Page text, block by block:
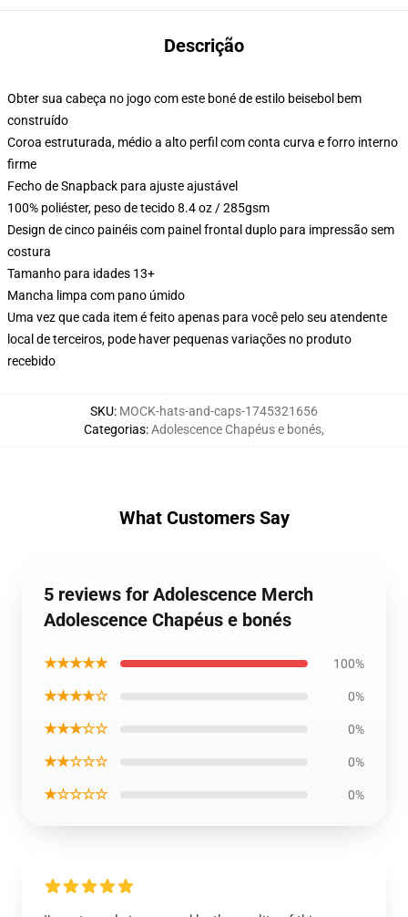
Descrição
Obter sua cabeça no jogo com este boné de estilo beisebol bem
construído
Coroa estruturada, médio a alto perfil com conta curva e forro interno
firme
Fecho de Snapback para ajuste ajustável
100% poliéster, peso de tecido 8.4 oz / 285gsm
Design de cinco painéis com painel frontal duplo para impressão sem
costura
Tamanho para idades 13+
Mancha limpa com pano úmido
Uma vez que cada item é feito apenas para você pelo seu atendente
local de terceiros, pode haver pequenas variações no produto
recebido
SKU: MOCK-hats-and-caps-1745321656
Categorias:Adolescence Chapéus e bonés,
What Customers Say
5 reviews for Adolescence Merch
Adolescence Chapéus e bonés
★★★★★ 100%
★★★★☆ 0%
★★★☆☆ 0%
★★☆☆☆ 0%
★☆☆☆☆ 0%